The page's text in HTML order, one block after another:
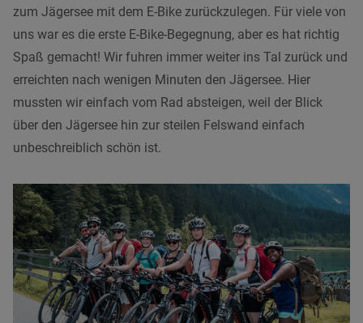
zum Jägersee mit dem E-Bike zurückzulegen. Für viele von
uns war es die erste E-Bike-Begegnung, aber es hat richtig
Spaß gemacht! Wir fuhren immer weiter ins Tal zurück und
erreichten nach wenigen Minuten den Jägersee. Hier
mussten wir einfach vom Rad absteigen, weil der Blick
über den Jägersee hin zur steilen Felswand einfach
unbeschreiblich schön ist.